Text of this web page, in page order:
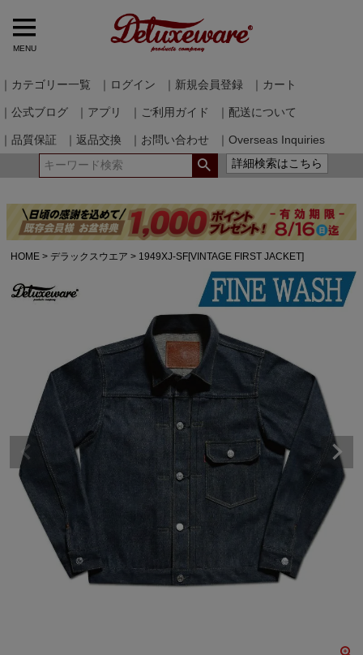
MENU
｜カテゴリー一覧 ｜ログイン ｜新規会員登録 ｜カート
｜公式ブログ ｜アプリ ｜ご利用ガイド ｜配送について
｜品質保証 ｜返品交換 ｜お問い合わせ
｜Overseas Inquiries
詳細検索はこちら
HOME デラックスウエア 1949XJ-SF[VINTAGE FIRST JACKET]